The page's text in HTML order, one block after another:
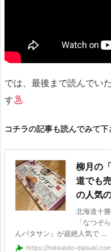
では、最後まで読んでい
す
コチラの記事も読んでみて下
柳月の
道でも
の人気
北海道十
「なつぞ
んバタサン』が超絶人気で ...
https://hokkaido-